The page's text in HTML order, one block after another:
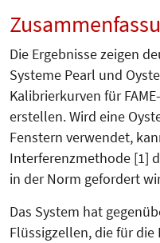
Die Ergebnisse zeigen
Systeme Pearl und
Kalibrierkurven für
erstellen. Wird eine
Fenstern verwendet,
Interferenzmethode [1]
in der Norm gefordert
Das System hat
Flüssigzellen, die für die